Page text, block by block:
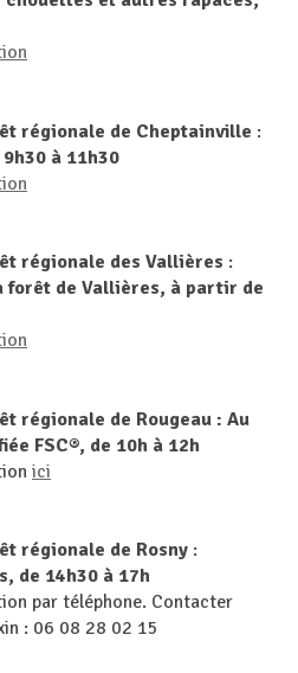
régionale de Cheptainville :
à 11h30
régionale des Vallières :
forêt de Vallières, à partir de
régionale de Rougeau : Au
FSC®, de 10h à 12h
ici
régionale de Rosny :
de 14h30 à 17h
par téléphone. Contacter
: 06 08 28 02 15